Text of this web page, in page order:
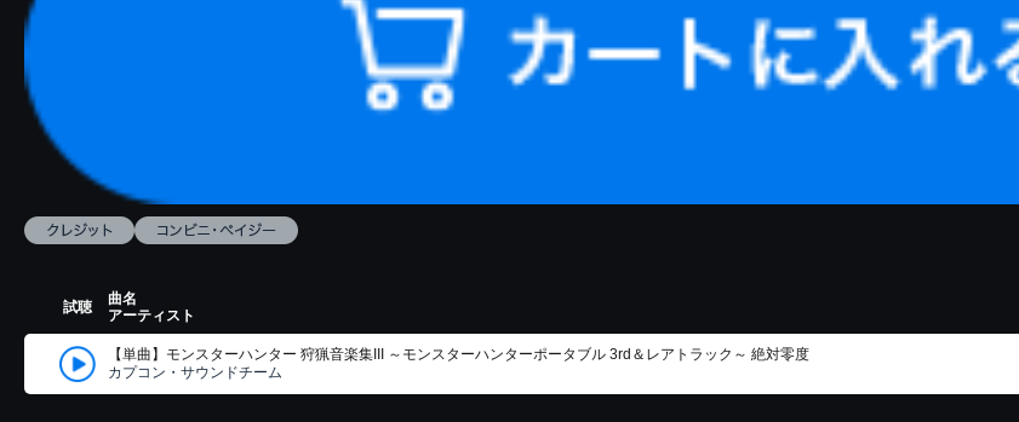
試聴
曲名
アーティスト
【単曲】モンスターハンター 狩猟音楽集III ～モンスターハンターポータブル 3rd＆レアトラック～ 絶対零度
カプコン・サウンドチーム